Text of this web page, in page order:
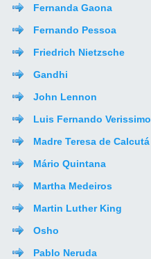
Fernanda Gaona
Fernando Pessoa
Friedrich Nietzsche
Gandhi
John Lennon
Luis Fernando Verissimo
Madre Teresa de Calcutá
Mário Quintana
Martha Medeiros
Martin Luther King
Osho
Pablo Neruda